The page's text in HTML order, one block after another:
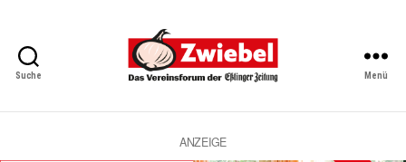
Suche
Vereinsforum
Menü
ANZEIGE